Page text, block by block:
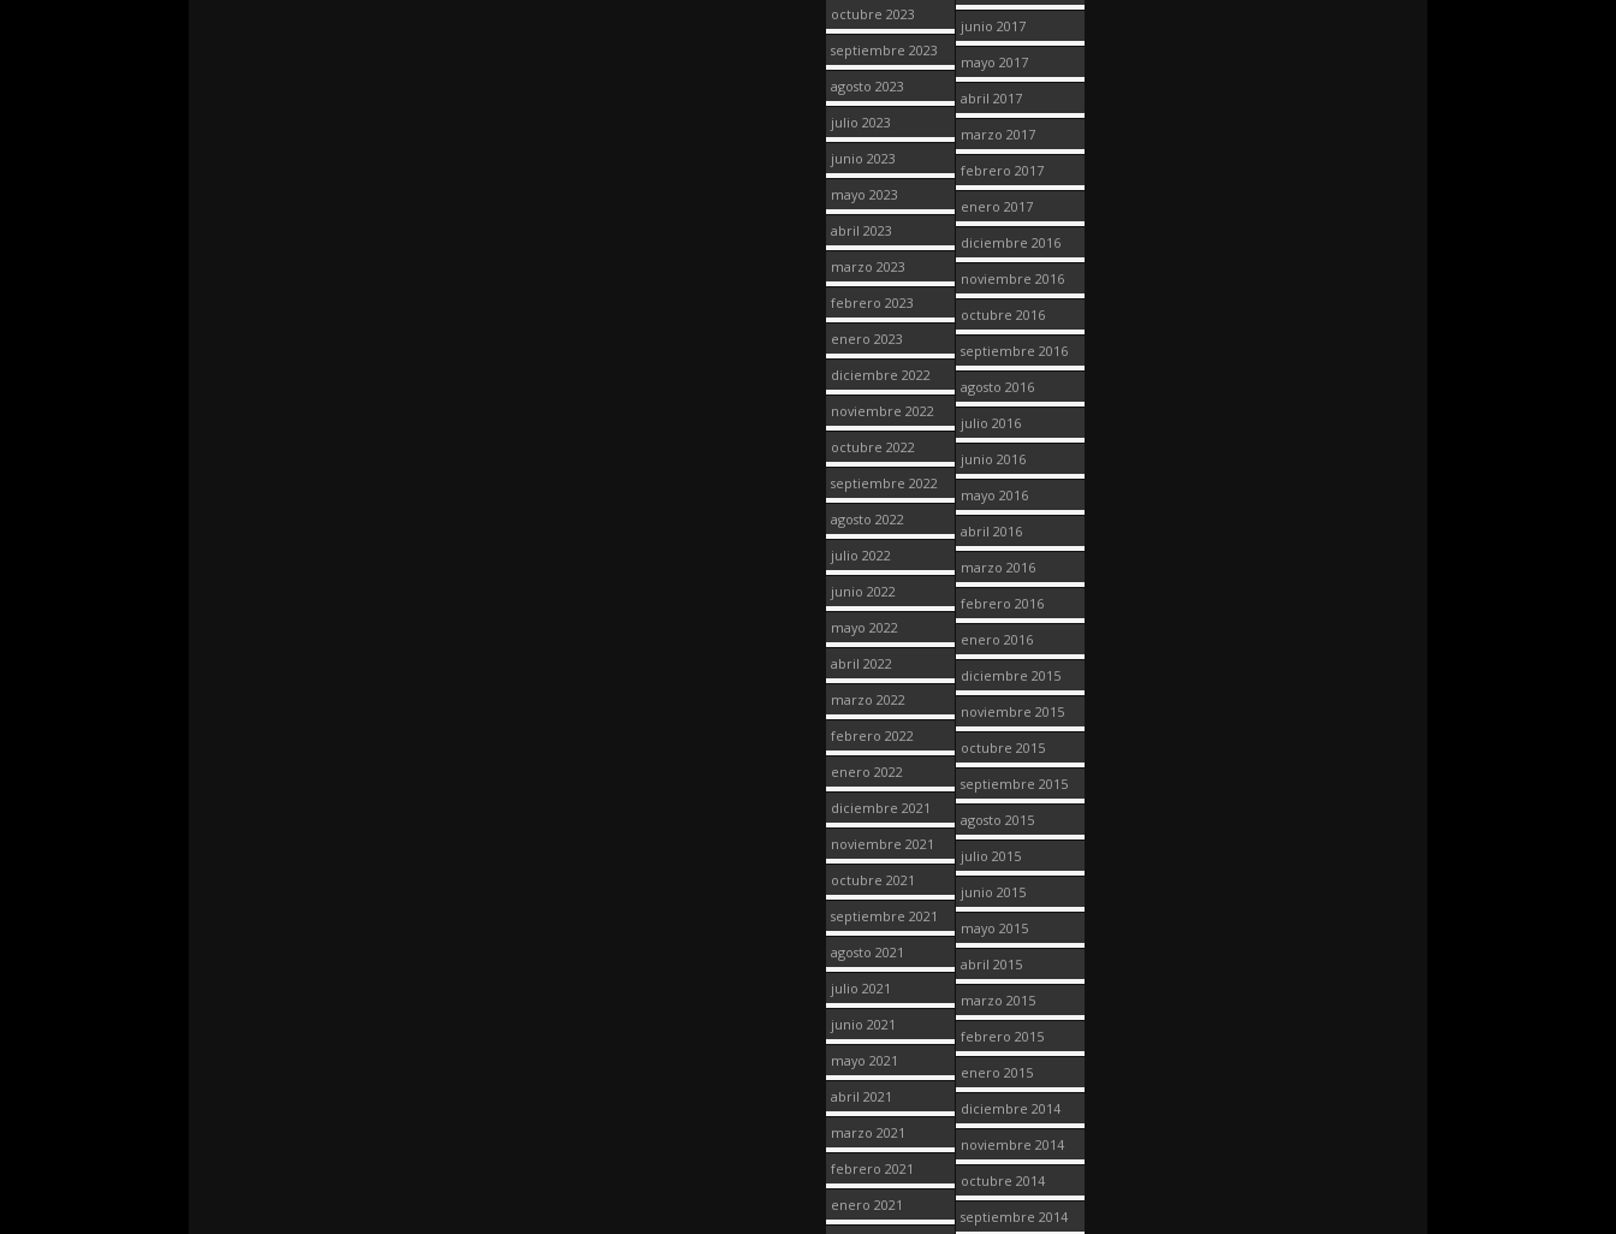
octubre 2023
septiembre 2023
agosto 2023
julio 2023
junio 2023
mayo 2023
abril 2023
marzo 2023
febrero 2023
enero 2023
diciembre 2022
noviembre 2022
octubre 2022
septiembre 2022
agosto 2022
julio 2022
junio 2022
mayo 2022
abril 2022
marzo 2022
febrero 2022
enero 2022
diciembre 2021
noviembre 2021
octubre 2021
septiembre 2021
agosto 2021
julio 2021
junio 2021
mayo 2021
abril 2021
marzo 2021
febrero 2021
enero 2021
junio 2017
mayo 2017
abril 2017
marzo 2017
febrero 2017
enero 2017
diciembre 2016
noviembre 2016
octubre 2016
septiembre 2016
agosto 2016
julio 2016
junio 2016
mayo 2016
abril 2016
marzo 2016
febrero 2016
enero 2016
diciembre 2015
noviembre 2015
octubre 2015
septiembre 2015
agosto 2015
julio 2015
junio 2015
mayo 2015
abril 2015
marzo 2015
febrero 2015
enero 2015
diciembre 2014
noviembre 2014
octubre 2014
septiembre 2014